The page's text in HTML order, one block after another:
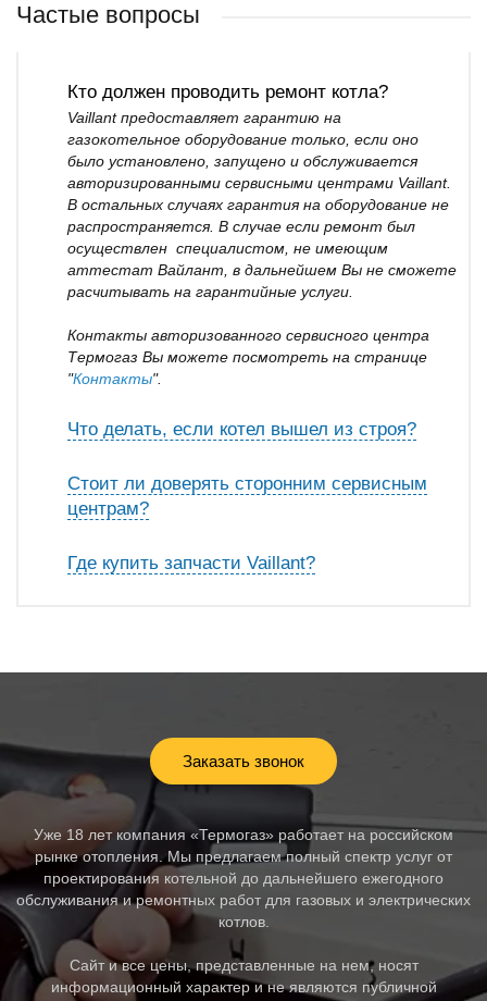
Частые вопросы
Кто должен проводить ремонт котла?
Vaillant предоставляет гарантию на
газокотельное оборудование только, если оно
было установлено, запущено и обслуживается
авторизированными сервисными центрами Vaillant.
В остальных случаях гарантия на оборудование не
распространяется. В случае если ремонт был
осуществлен специалистом, не имеющим
аттестат Вайлант, в дальнейшем Вы не сможете
расчитывать на гарантийные услуги.
Контакты авторизованного сервисного центра
Термогаз Вы можете посмотреть на странице
"Контакты".
Что делать, если котел вышел из строя?
Стоит ли доверять сторонним сервисным
центрам?
Где купить запчасти Vaillant?
Заказать звонок
Уже 18 лет компания «Термогаз» работает на российском
рынке отопления. Мы предлагаем полный спектр услуг от
проектирования котельной до дальнейшего ежегодного
обслуживания и ремонтных работ для газовых и электрических
котлов.
Сайт и все цены, представленные на нем, носят
информационный характер и не являются публичной